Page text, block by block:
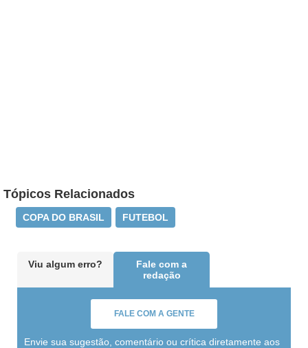
Tópicos Relacionados
COPA DO BRASIL FUTEBOL
Viu algum erro?
Fale com a
redação
FALE COM A GENTE
Envie sua sugestão, comentário ou crítica diretamente aos